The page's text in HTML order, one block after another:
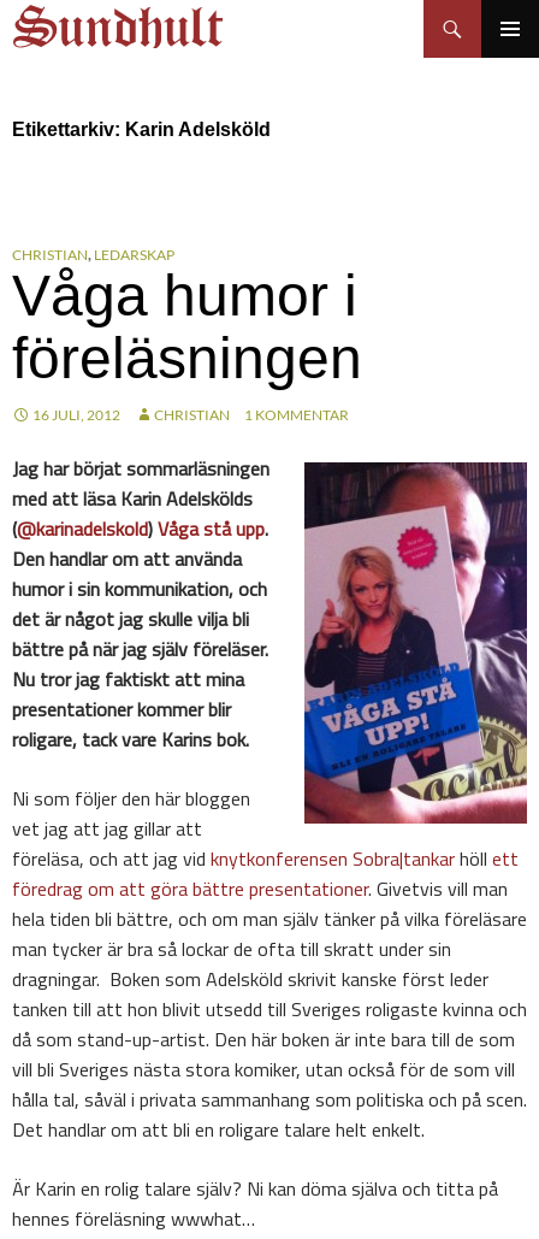
Hoppa
till
Sundhults blogg
Sök
Etikettarkiv: Karin Adelsköld
CHRISTIAN, LEDARSKAP
Våga humor i
föreläsningen
16 JULI, 2012 CHRISTIAN 1 KOMMENTAR
Jag har börjat sommarläsningen
med att läsa Karin Adelskölds
(@karinadelskold)Våga stå upp.
Den handlar om att använda
humor i sin kommunikation, och
det är något jag skulle vilja bli
bättre på när jag själv föreläser.
Nu tror jag faktiskt att mina
presentationer kommer blir
roligare, tack vare Karins bok.
Ni som följer den här bloggen
vet jag att jag gillar att
föreläsa, och att jag vid knytkonferensen Sobra|tankarhöll ett
föredrag om att göra bättre presentationer. Givetvis vill man
hela tiden bli bättre, och om man själv tänker på vilka föreläsare
man tycker är bra så lockar de ofta till skratt under sin
dragningar. Boken som Adelsköld skrivit kanske först leder
tanken till att hon blivit utsedd till Sveriges roligaste kvinna och
då som stand-up-artist. Den här boken är inte bara till de som
vill bli Sveriges nästa stora komiker, utan också för de som vill
hålla tal, såväl i privata sammanhang som politiska och på scen.
Det handlar om att bli en roligare talare helt enkelt.
Är Karin en rolig talare själv? Ni kan döma själva och titta på
hennes föreläsning wwwhat…